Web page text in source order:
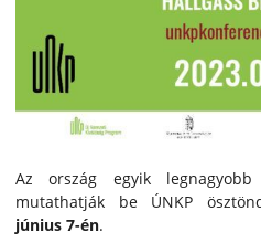
Az ország egyik
mutathatják be ÚNKP
június 7-én.